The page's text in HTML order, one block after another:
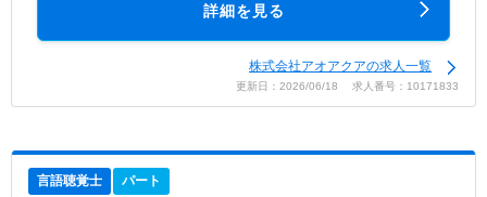
詳細を見る
株式会社アオアクアの求人一覧
更新日：2026/06/18 求人番号：10171833
言語聴覚士 パート